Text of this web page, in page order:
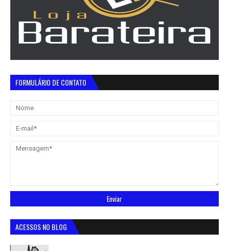
FORMULÁRIO DE CONTATO
ACESSOS NO BLOG